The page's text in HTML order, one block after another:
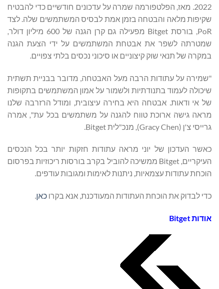
2022. מאז, הפלטפורמה שמרה על עדכונים חודשיים כדי להבטיח
שקיפות מלאה והבטחה בזמן אמת לבסיס המשתמשים שלה. לצד
PoR, בורסת Bitget מפעילה גם קרן הגנה של 600 מיליון דולר,
שמטרתה לשפר את אבטחת המשתמשים על ידי הצעת הגנה
במקרה של תנאי שוק קיצוניים או סיכוני נכסים בלתי צפויים.
"שמירה על עתודות הרבה מעל האבטחה, מדובר בבניית תשתית
שיכולה לעמוד בתנודתיות ולשמור על אמון המשתמשים בתקופות
של אי ודאות. אבטחה היא בחירה עיצובית, ומודל הרזרבה שלנו
מראה גישה ארוכת טווח להגנה על משתמשים בכל עת", אמרה
גרייסי צ'ן (Gracy Chen), מנכ"לית Bitget.
כאשר העדכון של יוני מראה עתודות חזקות יותר בכל הנכסים
העיקריים, Bitget ממשיכה להוביל בקרב בורסות ריכוזיות בפרסום
הוכחת עתודות עצמאיות, ניתנות לאימות ומגובות עודפים.
כדי לבדוק את הוכחת העתודות המעודכנת, אנא בקרו כאן.
אודותBitget